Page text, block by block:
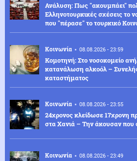
Ανάλυση: Πως "ακουμπάει"
Ελληνοτουρκικές σχέσεις το
που "πέρασε" το τουρκικό
Κοινωνία 08.08.2026 - 23:59
Κομοτηνή: Στο νοσοκομείο
κατανάλωση αλκοόλ –
καταστήματος
Κοινωνία 08.08.2026 - 23:55
24χρονος κλείδωσε 17χρονη
στα Χανιά – Την άκουσαν που
Κοινωνία 08.08.2026 - 23:49